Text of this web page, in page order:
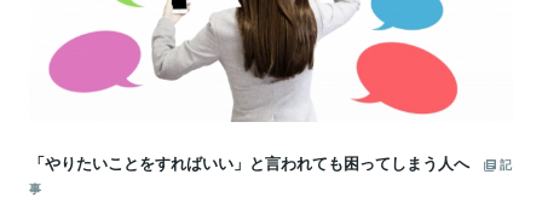
「やりたいことをすればいい」と言われても困ってしまう人へ
記
事